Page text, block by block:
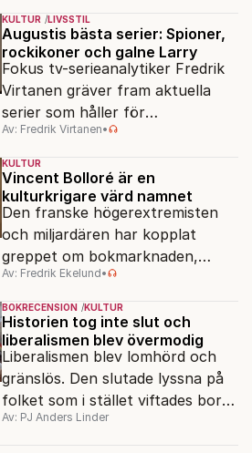
KULTUR LIVSSTIL
Augustis bästa serier: Spioner,
rockikoner och galne Larry
Fokus tv-serieanalytiker Fredrik
Virtanen gräver fram aktuella
serier som håller för
augustisoffan – när
sensommarmörkret smyger sig
på och tv-utbudet blir din bästa
vän.
Av: Fredrik Virtanen•
KULTUR
Vincent Bolloré är en
kulturkrigare värd namnet
Den franske högerextremisten
och miljardären har kopplat
greppet om bokmarknaden,
filmbolag, tv- och radiokanaler.
Det ska föra Le Pen till seger.
Av: Fredrik Ekelund•
BOKRECENSION KULTUR
Historien tog inte slut och
liberalismen blev övermodig
Liberalismen blev lomhörd och
gränslös. Den slutade lyssna på
folket som i stället viftades bort
och misstänkliggjordes. Men kan
Av: PJ Anders Linder